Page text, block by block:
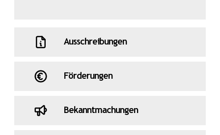
Ausschreibungen
Förderungen
Bekanntmachungen